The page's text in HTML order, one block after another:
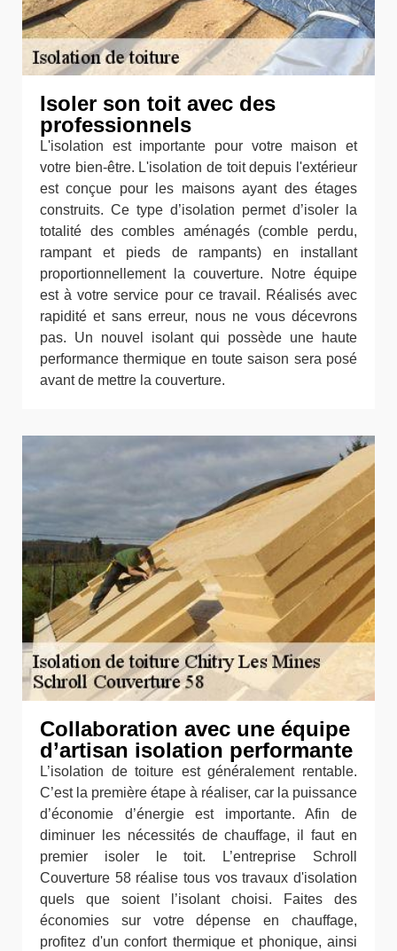
Isoler son toit avec des
professionnels
L'isolation est importante pour votre maison et
votre bien-être. L'isolation de toit depuis l'extérieur
est conçue pour les maisons ayant des étages
construits. Ce type d’isolation permet d’isoler la
totalité des combles aménagés (comble perdu,
rampant et pieds de rampants) en installant
proportionnellement la couverture. Notre équipe
est à votre service pour ce travail. Réalisés avec
rapidité et sans erreur, nous ne vous décevrons
pas. Un nouvel isolant qui possède une haute
performance thermique en toute saison sera posé
avant de mettre la couverture.
Collaboration avec une équipe
d’artisan isolation performante
L’isolation de toiture est généralement rentable.
C’est la première étape à réaliser, car la puissance
d’économie d’énergie est importante. Afin de
diminuer les nécessités de chauffage, il faut en
premier isoler le toit. L’entreprise Schroll
Couverture 58 réalise tous vos travaux d'isolation
quels que soient l’isolant choisi. Faites des
économies sur votre dépense en chauffage,
profitez d'un confort thermique et phonique, ainsi